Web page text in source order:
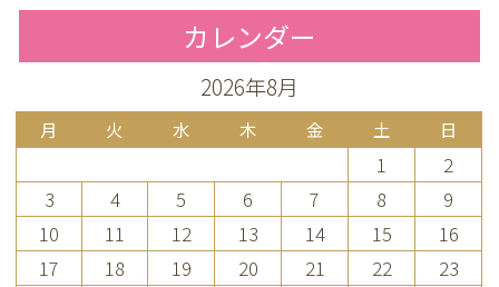
カレンダー
2026年8月
月 火 水 木 金 土 日
1
2
3
4 5 6 7 8
9
10
11 12 13 14 15
16
17
18 19 20 21 22
23